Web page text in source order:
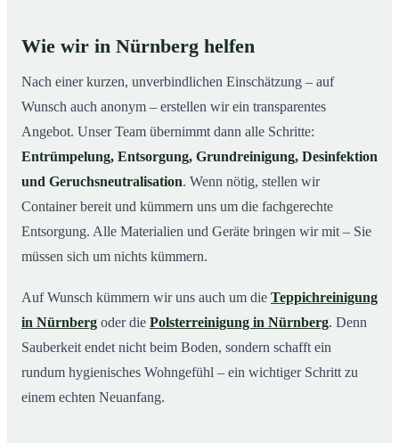
Wie wir in Nürnberg helfen
Nach einer kurzen, unverbindlichen Einschätzung – auf
Wunsch auch anonym – erstellen wir ein transparentes
Angebot. Unser Team übernimmt dann alle Schritte:
Entrümpelung, Entsorgung, Grundreinigung, Desinfektion
und Geruchsneutralisation. Wenn nötig, stellen wir
Container bereit und kümmern uns um die fachgerechte
Entsorgung. Alle Materialien und Geräte bringen wir mit – Sie
müssen sich um nichts kümmern.
Auf Wunsch kümmern wir uns auch um die Teppichreinigung
in Nürnberg oder die Polsterreinigung in Nürnberg. Denn
Sauberkeit endet nicht beim Boden, sondern schafft ein
rundum hygienisches Wohngefühl – ein wichtiger Schritt zu
einem echten Neuanfang.